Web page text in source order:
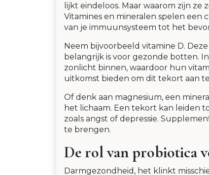
lijkt eindeloos. Maar waarom zijn
Vitamines en mineralen spelen een
van je immuunsysteem tot het
Neem bijvoorbeeld vitamine D.
belangrijk is voor gezonde botten.
zonlicht binnen, waardoor hun
uitkomst bieden om dit tekort aan
Of denk aan magnesium, een
het lichaam. Een tekort kan leiden
zoals angst of depressie.
te brengen.
De rol van probiotica
Darmgezondheid, het klinkt